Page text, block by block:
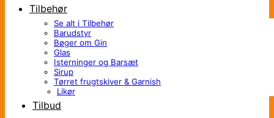
Tilbehør
Se alt i Tilbehør
Barudstyr
Bøger om Gin
Glas
Isterninger og Barsæt
Sirup
Tørret frugtskiver & Garnish
Likør
Tilbud